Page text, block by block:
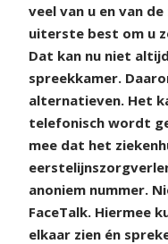
veel van u en van
uiterste best om u
Dat kan nu niet
spreekkamer.
alternatieven. Het
telefonisch wordt
mee dat het
anoniem nummer.
FaceTalk. Hiermee
elkaar zien én